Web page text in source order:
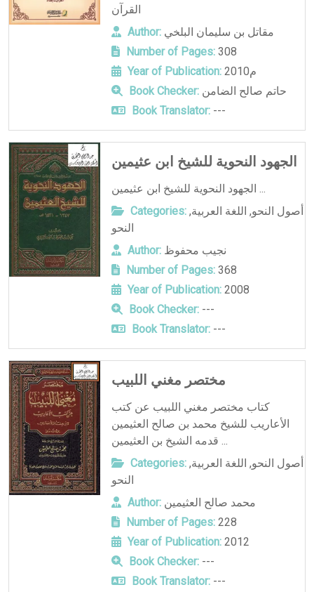
القرآن
Author: مقاتل بن سليمان البلخي
Number of Pages:308
Year of Publication:
2010م
Book Checker: حاتم صالح الضامن
Book Translator:---
الجهود النحوية للشيخ ابن عثيمين
الجهود النحوية للشيخ ابن عثيمين ...
Categories:
أصول النحو, اللغة العربية,
النحو
Author: نجيب محفوظ
Number of Pages:368
Year of Publication:2008
Book Checker:---
Book Translator:---
مختصر مغني اللبيب
كتاب مختصر مغني اللبيب عن كتب
الأعاريب للشيخ محمد بن صالح العثيمين
قدمه الشيخ بن العثيمين ...
Categories:
أصول النحو, اللغة العربية,
النحو
Author: محمد صالح العثيمين
Number of Pages:228
Year of Publication:2012
Book Checker:---
Book Translator:---